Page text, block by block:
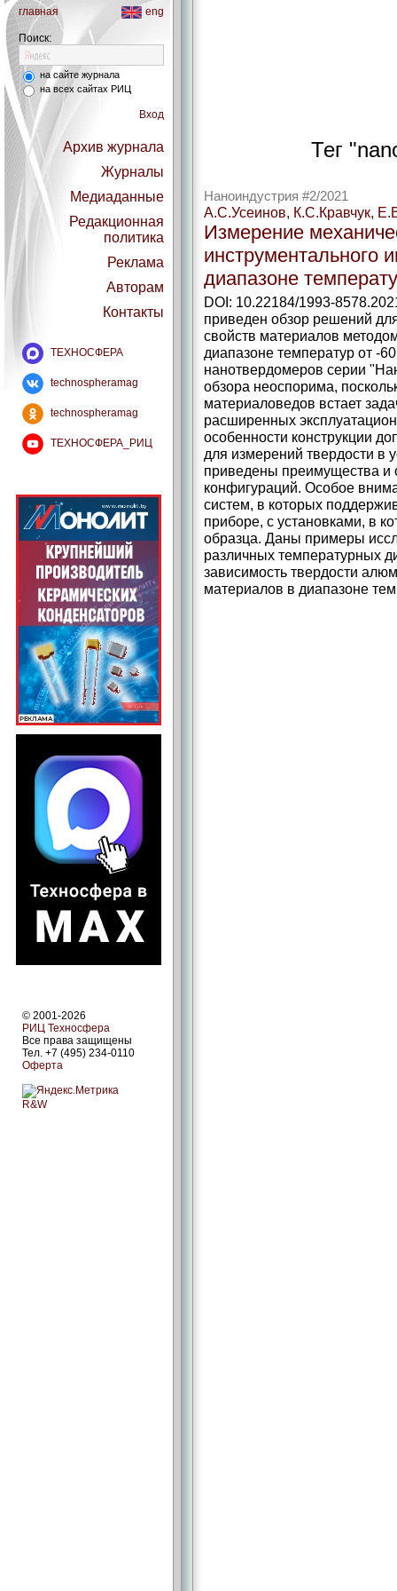
главная eng
Поиск:
на сайте журнала
на всех сайтах РИЦ
Вход
Архив журнала
Журналы
Медиаданные
Редакционная
политика
Реклама
Авторам
Контакты
ТЕХНОСФЕРА
technospheramag
technospheramag
ТЕХНОСФЕРА_РИЦ
© 2001-2026
РИЦ Техносфера
Все права защищены
Тел. +7 (495) 234-0110
Оферта
R&W
Тег
Наноиндустрия #2/2021
А.С.Усеинов, К.С.Кравчук,
Измерение
инструментального
диапазоне
DOI: 10.22184/1993-
приведен обзор решений
свойств материалов
диапазоне температур от -
нанотвердомеров серии
обзора неоспорима,
материаловедов встает
расширенных
особенности конструкции
для измерений твердости в
приведены преимущества и
конфигураций. Особое
систем, в которых
приборе, с установками, в
образца. Даны примеры
различных температурных
зависимость твердости
материалов в диапазоне